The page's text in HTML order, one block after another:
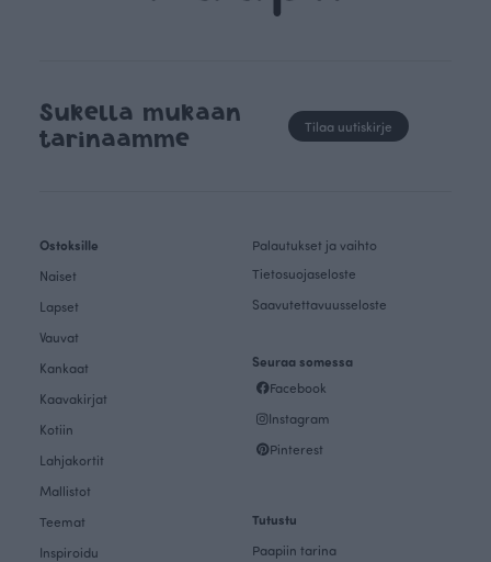
Sukella mukaan
tarinaamme
Tilaa uutiskirje
Ostoksille
Naiset
Lapset
Vauvat
Kankaat
Kaavakirjat
Kotiin
Lahjakortit
Mallistot
Teemat
Inspiroidu
Palautukset ja vaihto
Tietosuojaseloste
Saavutettavuusseloste
Seuraa somessa
Facebook
Instagram
Pinterest
Tutustu
Paapiin tarina